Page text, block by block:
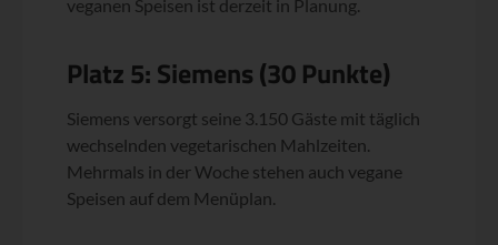
veganen Speisen ist derzeit in Planung.
Platz 5: Siemens (30 Punkte)
Siemens versorgt seine 3.150 Gäste mit täglich
wechselnden vegetarischen Mahlzeiten.
Mehrmals in der Woche stehen auch vegane
Speisen auf dem Menüplan.